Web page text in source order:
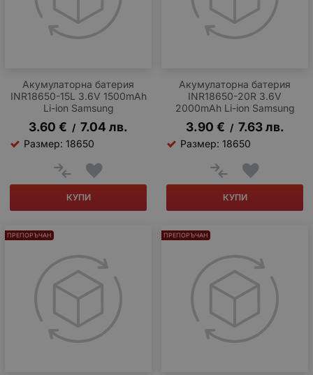
Акумулаторна батерия
INR18650-15L 3.6V 1500mAh
Li-ion Samsung
3.60 € / 7.04 лв.
Размер: 18650
КУПИ
Акумулаторна батерия
INR18650-20R 3.6V
2000mAh Li-ion Samsung
3.90 € / 7.63 лв.
Размер: 18650
КУПИ
ПРЕПОРЪЧАН ПРЕПОРЪЧАН